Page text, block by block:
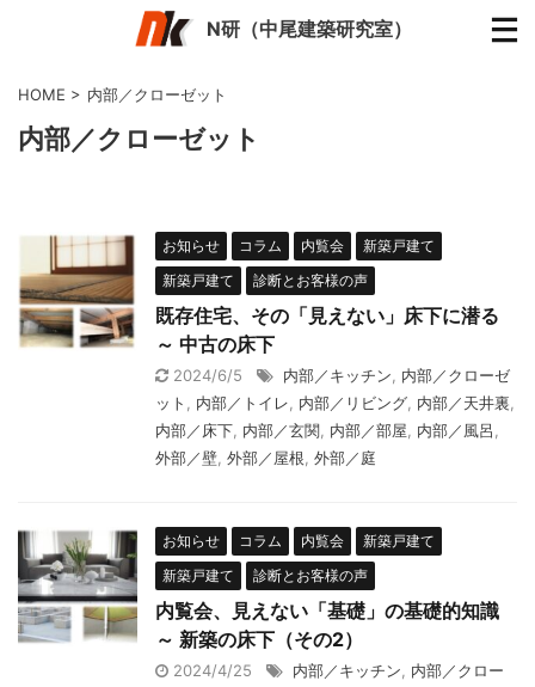
N研（中尾建築研究室）
HOME > 内部／クローゼット
内部／クローゼット
お知らせ コラム 内覧会
新築戸建て
新築戸建て
診断とお客様の声
既存住宅、その「見えない」床下に潜る
～ 中古の床下
2024/6/5 内部／キッチン
内部／クローゼ
ット
内部／トイレ 内部／リビング 内部／天井裏
内部／床下 内部／玄関 内部／部屋 内部／風呂
外部／壁 外部／屋根 外部／庭
お知らせ コラム 内覧会
新築戸建て
新築戸建て
診断とお客様の声
内覧会、見えない「基礎」の基礎的知識
～ 新築の床下（その2）
2024/4/25 内部／キッチン
内部／クロー